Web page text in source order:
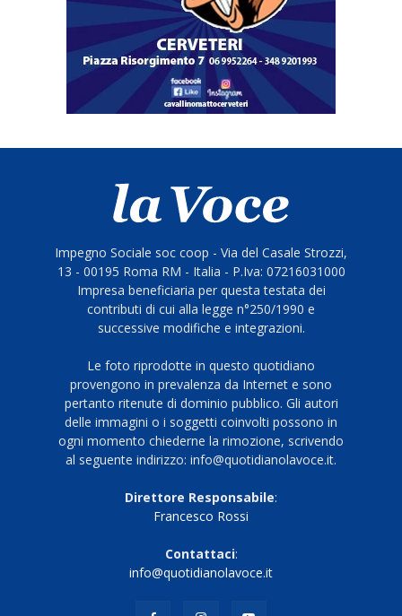
Impegno Sociale soc coop - Via del Casale Strozzi,
13 - 00195 Roma RM - Italia - P.Iva: 07216031000
Impresa beneficiaria per questa testata dei
contributi di cui alla legge n°250/1990 e
successive modifiche e integrazioni.
Le foto riprodotte in questo quotidiano
provengono in prevalenza da Internet e sono
pertanto ritenute di dominio pubblico. Gli autori
delle immagini o i soggetti coinvolti possono in
ogni momento chiederne la rimozione, scrivendo
al seguente indirizzo: info@quotidianolavoce.it.
Direttore Responsabile:
Francesco Rossi
Contattaci:
info@quotidianolavoce.it